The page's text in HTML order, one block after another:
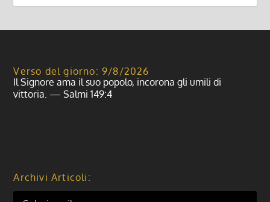
Verso del giorno: 9/8/2026
Il Signore ama il suo popolo, incorona gli umili di
vittoria. — Salmi 149:4
Archivi Articoli: